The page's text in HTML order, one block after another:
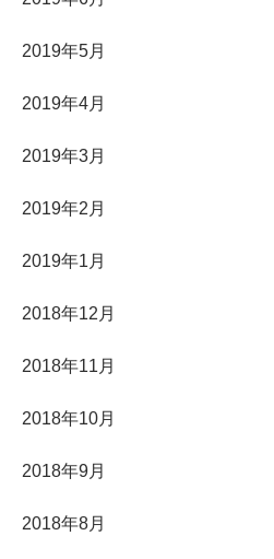
2019年5月
2019年4月
2019年3月
2019年2月
2019年1月
2018年12月
2018年11月
2018年10月
2018年9月
2018年8月